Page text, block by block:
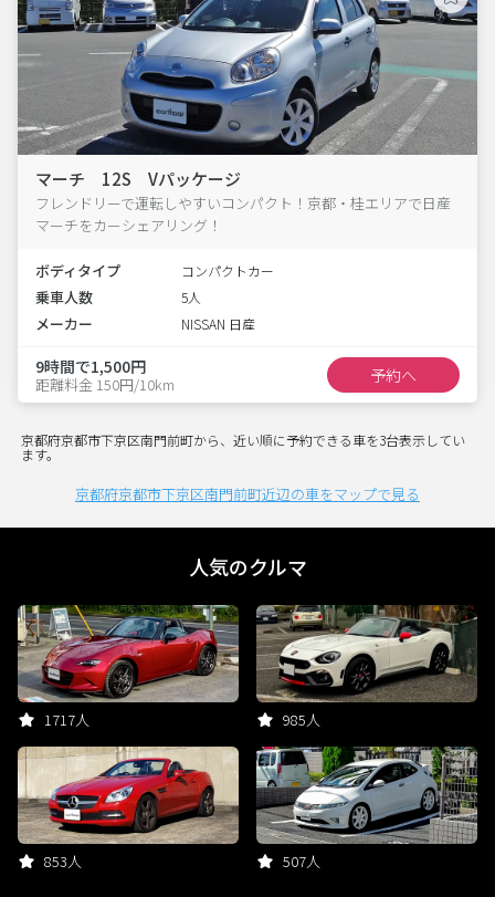
マーチ 12S Vパッケージ
フレンドリーで運転しやすいコンパクト！京都・桂エリアで日産
マーチをカーシェアリング！
ボディタイプ コンパクトカー
乗車人数 5人
メーカー NISSAN 日産
9時間で1,500円
距離料金 150円/10km 予約へ
京都府京都市下京区南門前町から、近い順に予約できる車を3台表示してい
ます。
京都府京都市下京区南門前町近辺の車をマップで見る
人気のクルマ
1717人 985人
853人 507人